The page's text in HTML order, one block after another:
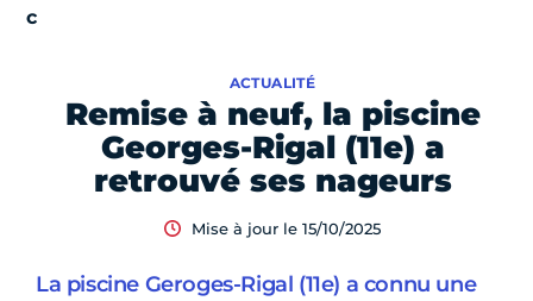
Remise à neuf, la piscine
Georges-Rigal (11e) a
retrouvé ses nageurs
ACTUALITÉ
Mise à jour le 15/10/2025
La piscine Geroges-Rigal (11e) a connu une